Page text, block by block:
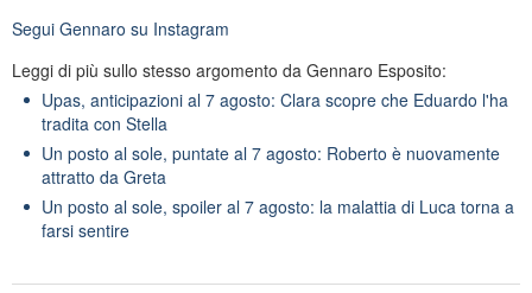
Segui Gennaro su Instagram
Leggi di più sullo stesso argomento da Gennaro Esposito:
Upas, anticipazioni al 7 agosto: Clara scopre che Eduardo l'ha
tradita con Stella
Un posto al sole, puntate al 7 agosto: Roberto è nuovamente
attratto da Greta
Un posto al sole, spoiler al 7 agosto: la malattia di Luca torna a
farsi sentire